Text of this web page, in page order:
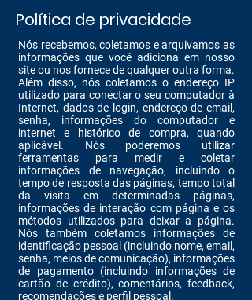
Política de privacidade
Nós recebemos, coletamos e arquivamos as
informações que você adiciona em nosso
site ou nos fornece de qualquer outra forma.
Além disso, nós coletamos o endereço IP
utilizado para conectar o seu computador à
Internet, dados de login, endereço de email,
senha, informações do computador e
internet e histórico de compra, quando
aplicável. Nós poderemos utilizar
ferramentas para medir e coletar
informações de navegação, incluindo o
tempo de resposta das páginas, tempo total
da visita em determinadas páginas,
informações de interação com página e os
métodos utilizados para deixar a página.
Nós também coletamos informações de
identificação pessoal (incluindo nome, email,
senha, meios de comunicação), informações
de pagamento (incluindo informações de
cartão de crédito), comentários, feedback,
recomendações e perfil pessoal.